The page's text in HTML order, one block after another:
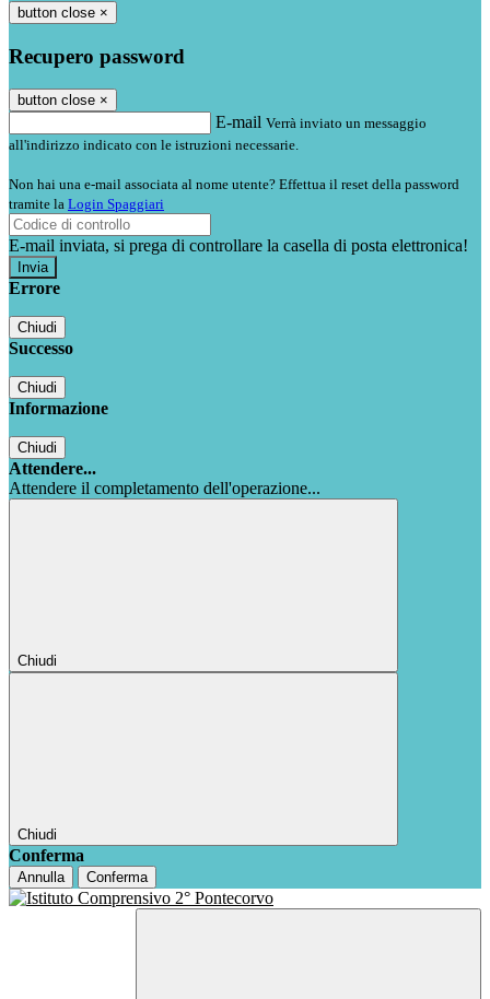
button close ×
Recupero password
button close ×
E-mail Verrà inviato un messaggio
all'indirizzo indicato con le istruzioni necessarie.
Non hai una e-mail associata al nome utente? Effettua il reset della password
tramite la Login Spaggiari
E-mail inviata, si prega di controllare la casella di posta elettronica!
Errore
Chiudi
Successo
Chiudi
Informazione
Chiudi
Attendere...
Attendere il completamento dell'operazione...
Chiudi
Chiudi
Conferma
Annulla Conferma